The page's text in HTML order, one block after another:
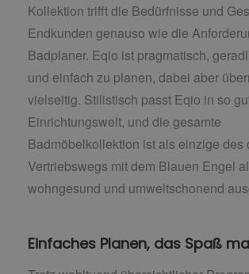
Kollektion trifft die Bedürfnisse und
Endkunden genauso wie die
Badplaner. Eqio ist pragmatisch,
und einfach zu planen, dabei aber
vielseitig. Stilistisch passt Eqio in so
Einrichtungswelt, und die gesamte
Badmöbelkollektion ist als einzige des
Vertriebswegs mit dem Blauen Engel
wohngesund und umweltschonend
Einfaches Planen, das Spaß